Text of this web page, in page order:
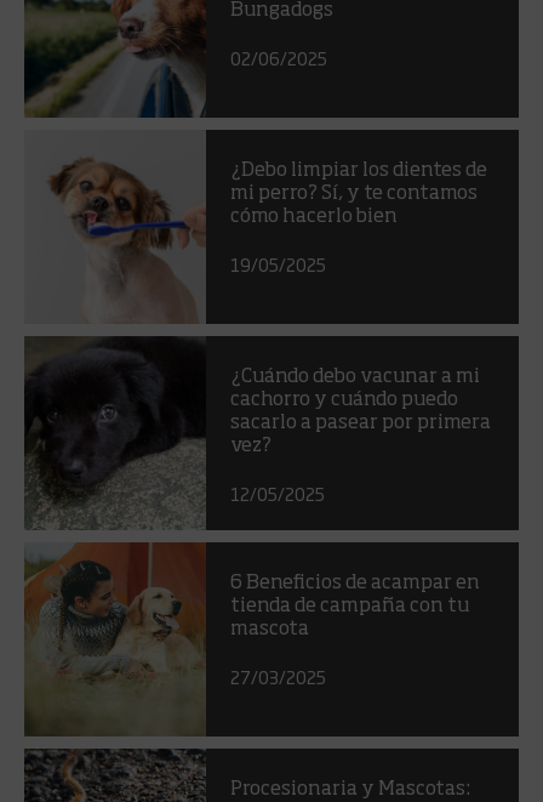
Bungadogs
02/06/2025
¿Debo limpiar los dientes de
mi perro? Sí, y te contamos
cómo hacerlo bien
19/05/2025
¿Cuándo debo vacunar a mi
cachorro y cuándo puedo
sacarlo a pasear por primera
vez?
12/05/2025
6 Beneficios de acampar en
tienda de campaña con tu
mascota
27/03/2025
Procesionaria y Mascotas: